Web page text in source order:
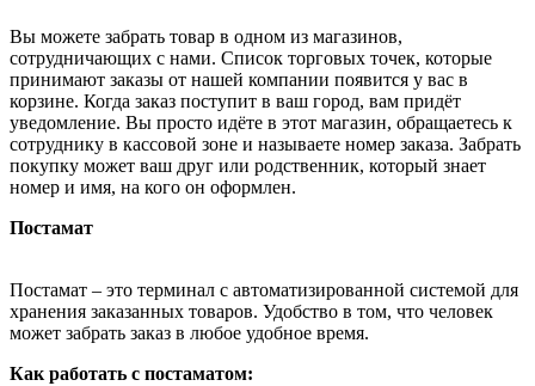
Вы можете забрать товар в одном из магазинов,
сотрудничающих с нами. Список торговых точек, которые
принимают заказы от нашей компании появится у вас в
корзине. Когда заказ поступит в ваш город, вам придёт
уведомление. Вы просто идёте в этот магазин, обращаетесь к
сотруднику в кассовой зоне и называете номер заказа. Забрать
покупку может ваш друг или родственник, который знает
номер и имя, на кого он оформлен.
Постамат
Постамат – это терминал с автоматизированной системой для
хранения заказанных товаров. Удобство в том, что человек
может забрать заказ в любое удобное время.
Как работать с постаматом: